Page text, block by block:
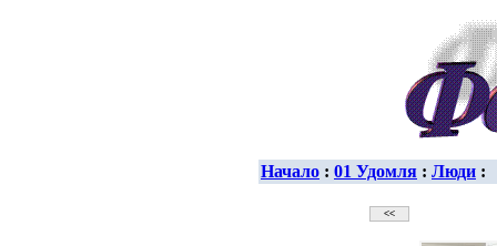
Начало : 01 Удомля : Люди :